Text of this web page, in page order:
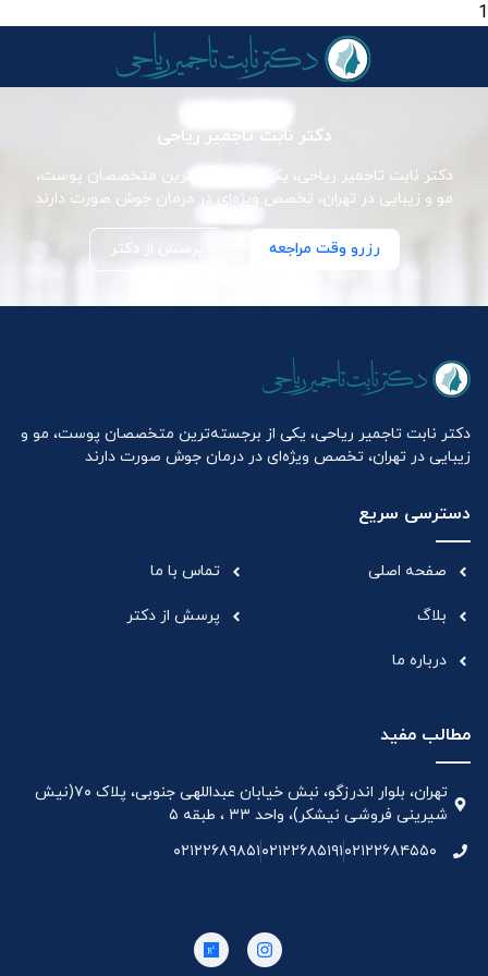
1
دکتر نابت تاجمیر ریاحی
دکتر نابت تاجمیر ریاحی، یکی از برجسته‌ترین متخصصان پوست،
مو و زیبایی در تهران، تخصص ویژه‌ای در درمان جوش صورت دارند
رزرو وقت مراجعه پرسش از دکتر
دکتر نابت تاجمیر ریاحی، یکی از برجسته‌ترین متخصصان پوست، مو و
زیبایی در تهران، تخصص ویژه‌ای در درمان جوش صورت دارند
دسترسی سریع
صفحه اصلی
بلاگ
درباره ما
تماس با ما
پرسش از دکتر
مطالب مفید
تهران، بلوار اندرزگو، نبش خیابان عبداللهی جنوبی، پلاک ۷۰(نیش
شیرینی فروشی نیشکر)، واحد ۳۳ ، طبقه ۵
۰۲۱۲۲۶۸۴۵۵۰۰۲۱۲۲۶۸۵۱۹۱۰۲۱۲۲۶۸۹۸۵۱